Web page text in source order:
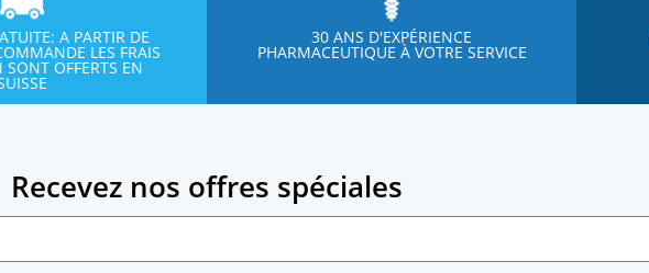
A PARTIR DE
LES FRAIS
SONT OFFERTS EN
30 ANS D'EXPÉRIENCE
PHARMACEUTIQUE À VOTRE SERVICE
Recevez nos offres spéciales